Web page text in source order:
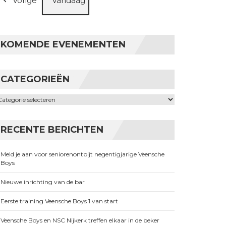
KOMENDE EVENEMENTEN
CATEGORIEËN
RECENTE BERICHTEN
Meld je aan voor seniorenontbijt negentigjarige Veensche
Boys
Nieuwe inrichting van de bar
Eerste training Veensche Boys 1 van start
Veensche Boys en NSC Nijkerk treffen elkaar in de beker